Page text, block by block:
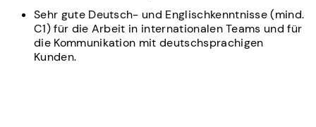
Sehr gute Deutsch- und Englischkenntnisse (mind.
C1) für die Arbeit in internationalen Teams und für
die Kommunikation mit deutschsprachigen
Kunden.